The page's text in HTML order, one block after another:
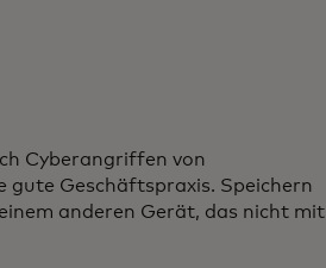
Cyberangriffen von
gute Geschäftspraxis. Speichern
anderen Gerät, das nicht mit